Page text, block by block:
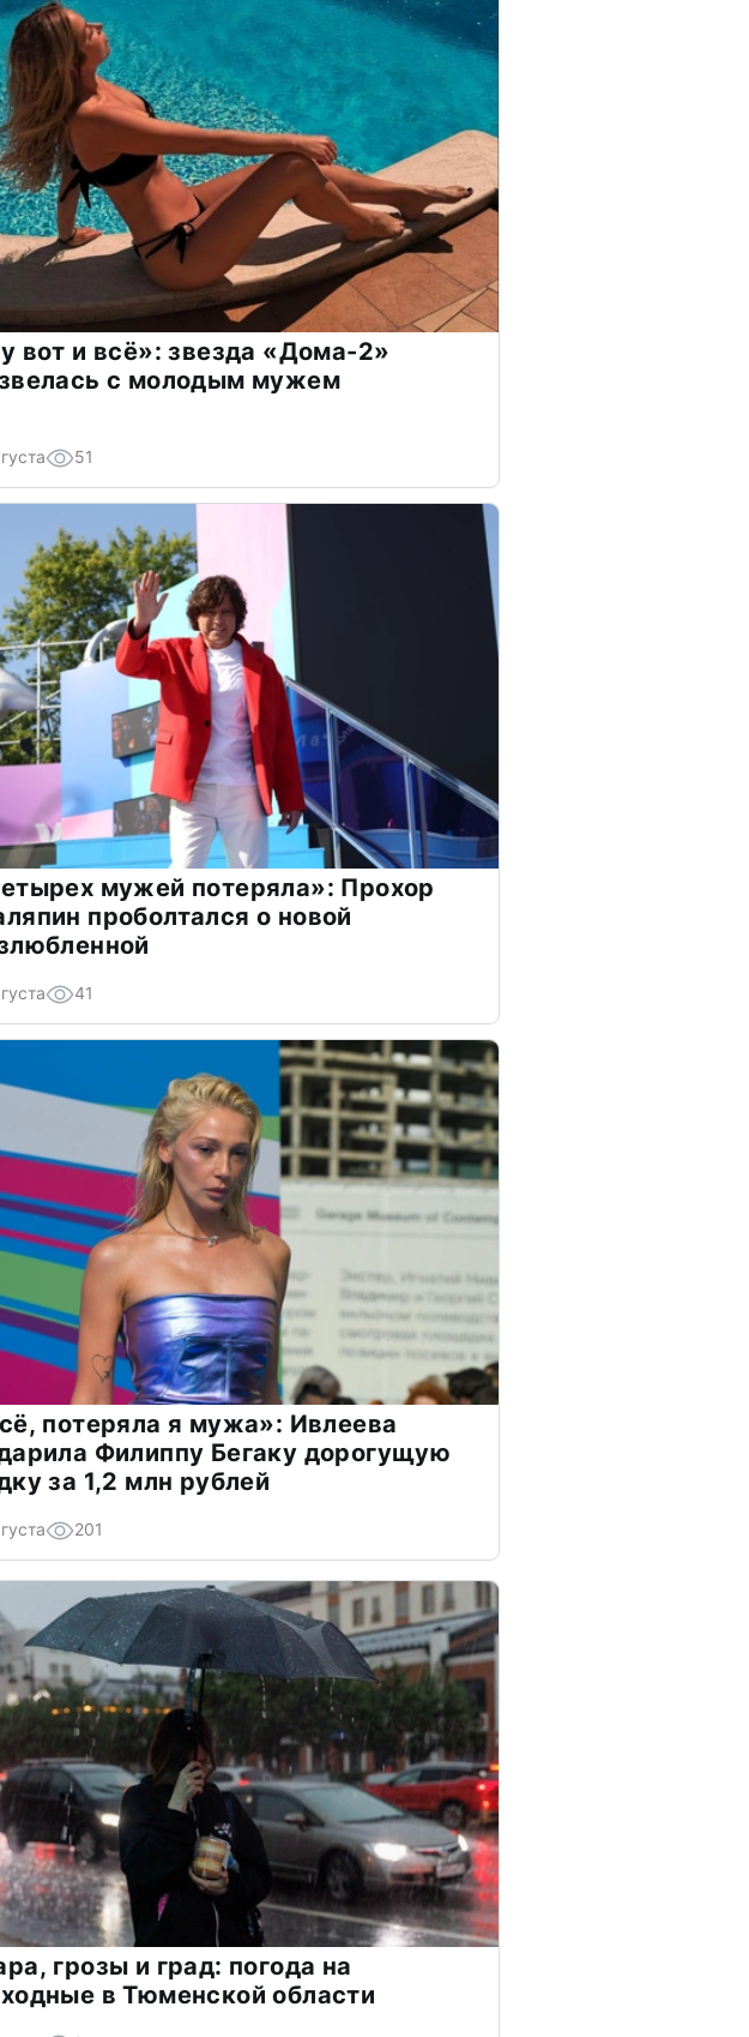
вот и всё»: звезда «Дома-2»
с молодым мужем
51
мужей потеряла»: Прохор
проболтался о новой
41
потеряла я мужа»: Ивлеева
Филиппу Бегаку дорогущую
за 1,2 млн рублей
201
грозы и град: погода на
в Тюменской области